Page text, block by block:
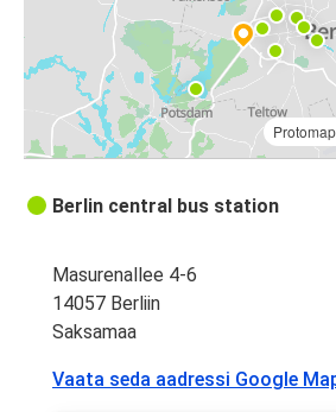
Berlin central bus station
Masurenallee 4-6
14057 Berliin
Saksamaa
Vaata seda aadressi Google